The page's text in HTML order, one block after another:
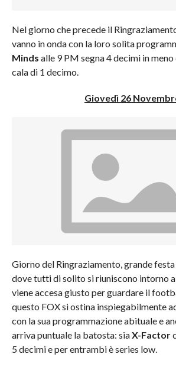
Nel giorno che precede il
vanno in onda con la loro solita
Minds alle 9 PM segna 4 decimi in meno
cala di 1 decimo.
Giovedì 26
Giorno del Ringraziamento, grande
dove tutti di solito si riuniscono intorno
viene accesa giusto per guardare il
questo FOX si ostina inspiegabilmente
con la sua programmazione abituale e
arriva puntuale la batosta: siaX-Factor
5 decimi e per entrambi è series low.